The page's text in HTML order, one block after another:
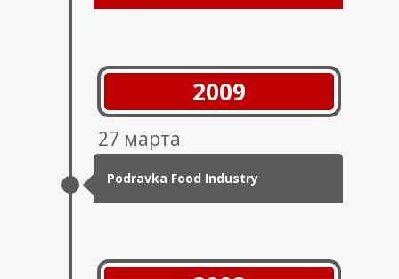
2009
27 марта
Podravka Food Industry